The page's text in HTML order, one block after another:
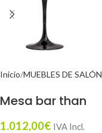
Inicio MUEBLES DE SALÓN
Mesa bar than
1.012,00€ IVA Incl.